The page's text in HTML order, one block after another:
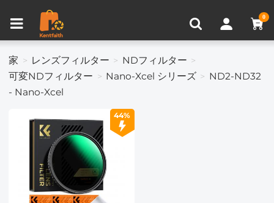
0
家 レンズフィルター
NDフィルター
可変NDフィルター
Nano-Xcel シリーズ
ND2-ND32
- Nano-Xcel
44%